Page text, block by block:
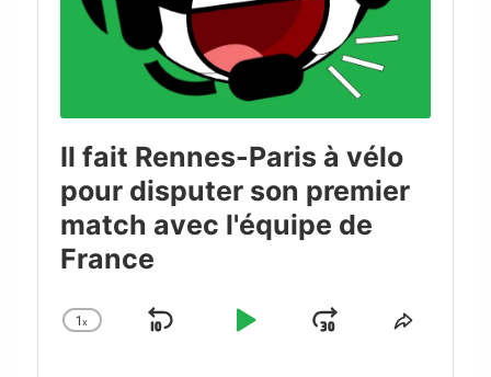
Il fait Rennes-Paris à vélo
pour disputer son premier
match avec l'équipe de
France
Change
1x
Skip
Play
JumpShare